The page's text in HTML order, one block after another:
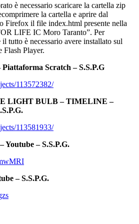
è necessario scaricare la cartella zip
la cartella e aprire dal
Firefox il file index.html presente nella
LIFE IC Moro Taranto”. Per
tutto è necessario avere installato sul
Flash Player.
Scratch – S.S.P.G
113572382/
LIGHT BULB – TIMELINE –
113581933/
– S.S.P.G.
– S.S.P.G.